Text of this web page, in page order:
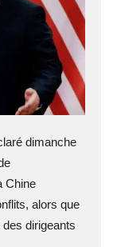
dimanche
Chine
alors que
dirigeants